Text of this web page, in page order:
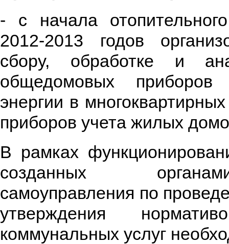
- с начала
2012-2013 годов
сбору, обработке и
общедомовых приборов
энергии в
приборов учета жилых
В рамках
созданных
самоуправления по
утверждения
коммунальных услуг